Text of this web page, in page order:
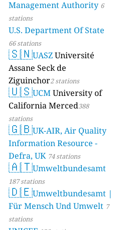
Management Authority 6
stations
U.S. Department Of State
66 stations
🇸🇳UASZUniversité
Assane Seck de
Ziguinchor2 stations
🇺🇸UCMUniversity of
California Merced388
stations
🇬🇧UK-AIR, Air Quality
Information Resource -
Defra, UK 74 stations
🇦🇹Umweltbundesamt
187 stations
🇩🇪Umweltbundesamt |
Für Mensch Und Umwelt 7
stations